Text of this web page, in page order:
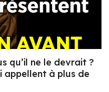
qu’il ne le devrait ?
appellent à plus de